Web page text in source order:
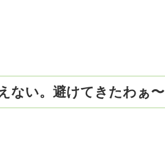
ない。避けてきたわぁ〜